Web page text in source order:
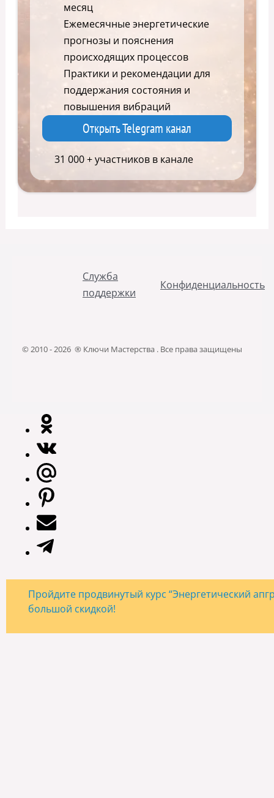
месяц
Ежемесячные энергетические
прогнозы и пояснения
происходящих процессов
Практики и рекомендации для
поддержания состояния и
повышения вибраций
Открыть Telegram канал
31 000 + участников в канале
Служба
поддержки
Конфиденциальность
© 2010 - 2026 ® Ключи Мастерства . Все права защищены
Пройдите продвинутый курс “Энергетический
большой скидкой!